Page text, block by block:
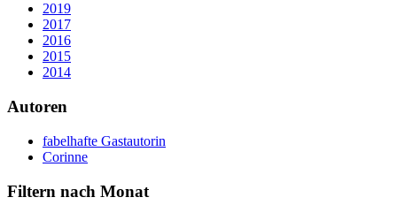
2019
2017
2016
2015
2014
Autoren
fabelhafte Gastautorin
Corinne
Filtern nach Monat